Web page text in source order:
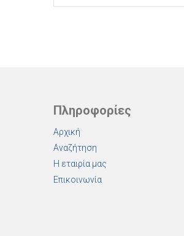
Πληροφορίες
Αρχική
Αναζήτηση
Η εταιρία μας
Επικοινωνία